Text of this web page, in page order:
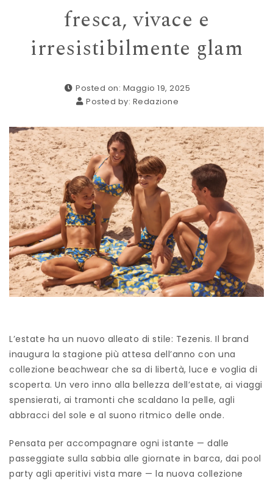
fresca, vivace e
irresistibilmente glam
Posted on: Maggio 19, 2025
Posted by: Redazione
L’estate ha un nuovo alleato di stile: Tezenis. Il brand
inaugura la stagione più attesa dell’anno con una
collezione beachwear che sa di libertà, luce e voglia di
scoperta. Un vero inno alla bellezza dell’estate, ai viaggi
spensierati, ai tramonti che scaldano la pelle, agli
abbracci del sole e al suono ritmico delle onde.
Pensata per accompagnare ogni istante — dalle
passeggiate sulla sabbia alle giornate in barca, dai pool
party agli aperitivi vista mare — la nuova collezione